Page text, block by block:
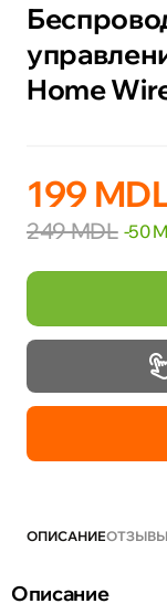
Home
199
249 MDL -50
ОПИСАНИЕОТЗЫВЫ
Описание